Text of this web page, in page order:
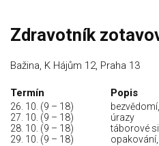
Zdravotník
Bažina, K Hájům 12, Praha 13
Termín Popis
26. 10. (9 – 18)
27. 10. (9 – 18)
úrazy
28. 10. (9 – 18)
táborové
29. 10. (9 – 18)